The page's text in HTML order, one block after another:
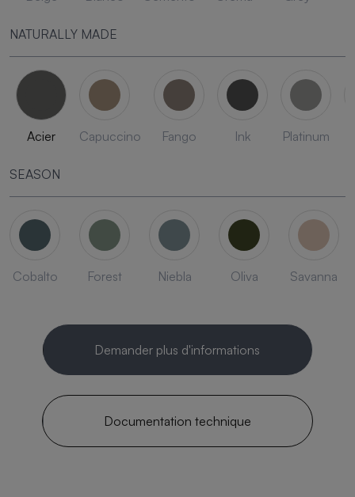
NATURALLY MADE
Acier Capuccino Fango Ink Platinum
SEASON
Cobalto Forest Niebla Oliva Savanna
Demander plus d'informations
Documentation technique